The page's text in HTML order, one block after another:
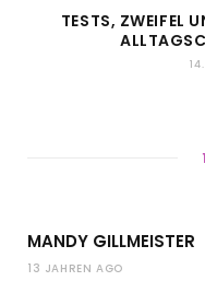
TESTS, ZWEIFEL
1
MANDY GILLMEISTER
13 JAHREN AGO